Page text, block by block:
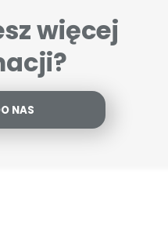
więcej
NAS